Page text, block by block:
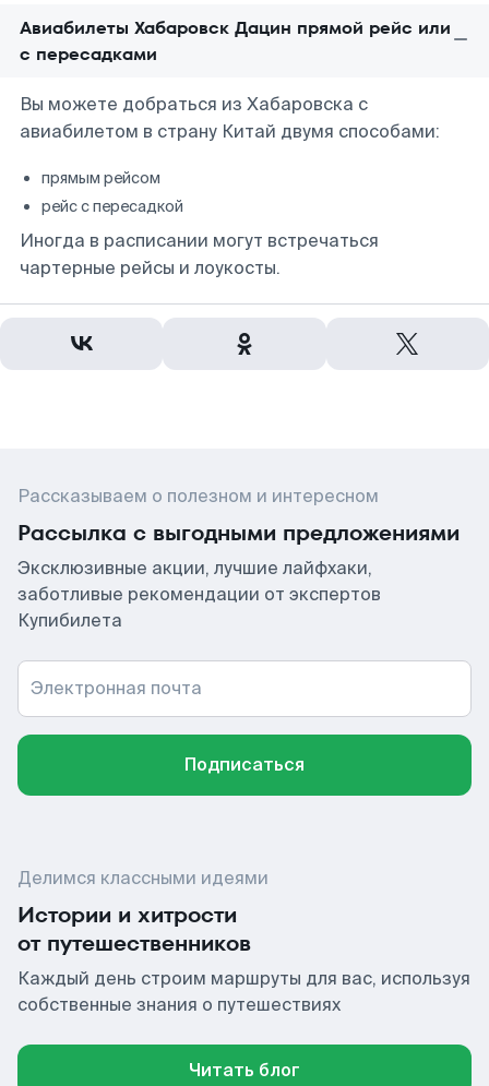
Авиабилеты Хабаровск Дацин прямой рейс или
с пересадками
Вы можете добраться из Хабаровска с
авиабилетом в страну Китай двумя способами:
прямым рейсом
рейс с пересадкой
Иногда в расписании могут встречаться
чартерные рейсы и лоукосты.
Рассказываем о полезном и интересном
Рассылка с выгодными предложениями
Эксклюзивные акции, лучшие лайфхаки,
заботливые рекомендации от экспертов
Купибилета
Электронная почта
Подписаться
Делимся классными идеями
Истории и хитрости
от путешественников
Каждый день строим маршруты для вас, используя
собственные знания о путешествиях
Читать блог